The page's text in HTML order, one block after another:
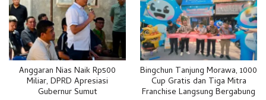
Anggaran Nias Naik Rp500
Miliar, DPRD Apresiasi
Gubernur Sumut
Bingchun Tanjung Morawa, 1000
Cup Gratis dan Tiga Mitra
Franchise Langsung Bergabung